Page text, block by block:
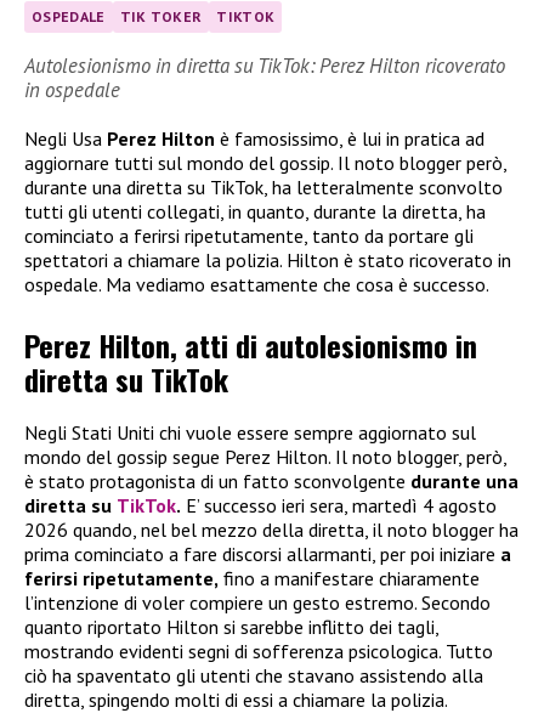
OSPEDALE TIK TOKER TIKTOK
Autolesionismo in diretta su TikTok: Perez Hilton ricoverato
in ospedale
Negli Usa Perez Hilton è famosissimo, è lui in pratica ad
aggiornare tutti sul mondo del gossip. Il noto blogger però,
durante una diretta su TikTok, ha letteralmente sconvolto
tutti gli utenti collegati, in quanto, durante la diretta, ha
cominciato a ferirsi ripetutamente, tanto da portare gli
spettatori a chiamare la polizia. Hilton è stato ricoverato in
ospedale. Ma vediamo esattamente che cosa è successo.
Perez Hilton, atti di autolesionismo in
diretta su TikTok
Negli Stati Uniti chi vuole essere sempre aggiornato sul
mondo del gossip segue Perez Hilton. Il noto blogger, però,
è stato protagonista di un fatto sconvolgente durante una
diretta su TikTok. E’ successo ieri sera, martedì 4 agosto
2026 quando, nel bel mezzo della diretta, il noto blogger ha
prima cominciato a fare discorsi allarmanti, per poi iniziare a
ferirsi ripetutamente, fino a manifestare chiaramente
l’intenzione di voler compiere un gesto estremo. Secondo
quanto riportato Hilton si sarebbe inflitto dei tagli,
mostrando evidenti segni di sofferenza psicologica. Tutto
ciò ha spaventato gli utenti che stavano assistendo alla
diretta, spingendo molti di essi a chiamare la polizia.